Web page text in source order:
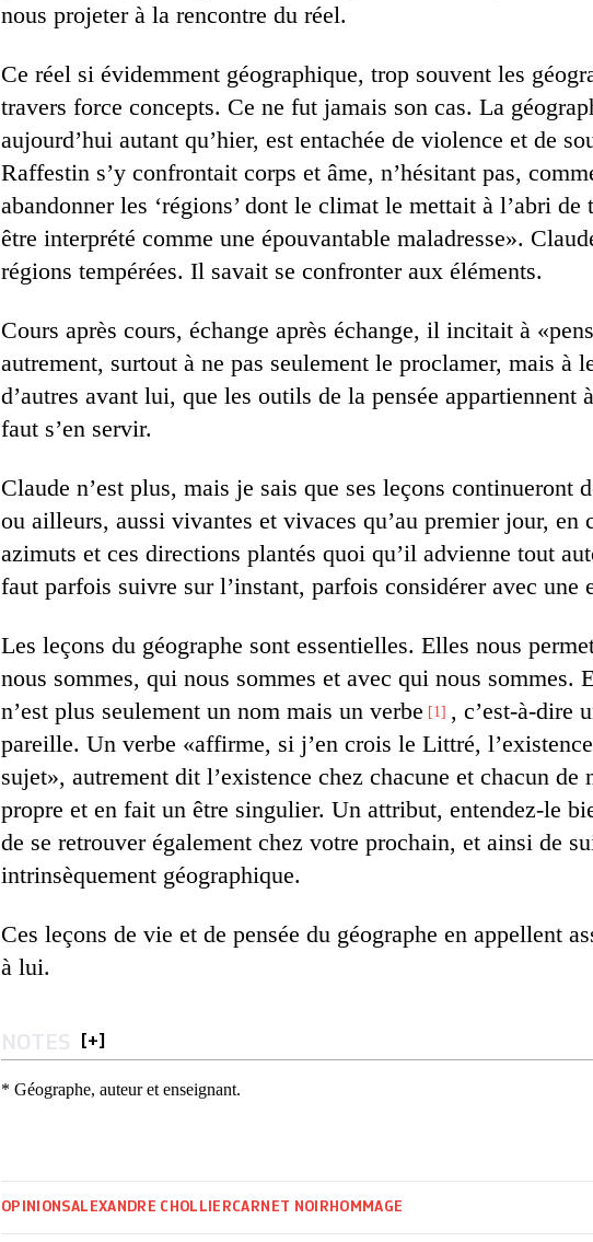
nous projeter à la rencontre du réel.
Ce réel si évidemment géographique, trop souvent les
travers force concepts. Ce ne fut jamais son cas. La
aujourd’hui autant qu’hier, est entachée de violence et de
Raffestin s’y confrontait corps et âme, n’hésitant pas,
abandonner les ‘régions’ dont le climat le mettait à l’abri
être interprété comme une épouvantable maladresse».
régions tempérées. Il savait se confronter aux éléments.
Cours après cours, échange après échange, il incitait à
autrement, surtout à ne pas seulement le proclamer, mais à
d’autres avant lui, que les outils de la pensée appartiennent
faut s’en servir.
Claude n’est plus, mais je sais que ses leçons continueront
ou ailleurs, aussi vivantes et vivaces qu’au premier jour, en
azimuts et ces directions plantés quoi qu’il advienne tout
faut parfois suivre sur l’instant, parfois considérer avec une
Les leçons du géographe sont essentielles. Elles nous
nous sommes, qui nous sommes et avec qui nous sommes.
n’est plus seulement un nom mais un verbe
1
, c’est-à-dire
pareille. Un verbe «affirme, si j’en crois le Littré,
sujet», autrement dit l’existence chez chacune et chacun
propre et en fait un être singulier. Un attribut, entendez-le
de se retrouver également chez votre prochain, et ainsi de
intrinsèquement géographique.
Ces leçons de vie et de pensée du géographe en ­appellent
à lui.
NOTES [+]
* Géographe, auteur et enseignant.
OPINIONSALEXANDRE CHOLLIERCARNET NOIR HOMMAGE